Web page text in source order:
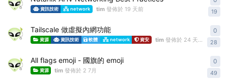
資訊技術 network tim發佈於 19 天前 19
Tailscale 做虛擬內網功能
資源 資訊技術 軟體 network 資安 tim發佈於 24 天前 28
0
All flags emoji - 國旗的 emoji
資源 tim 發佈於 2 7月 49
0